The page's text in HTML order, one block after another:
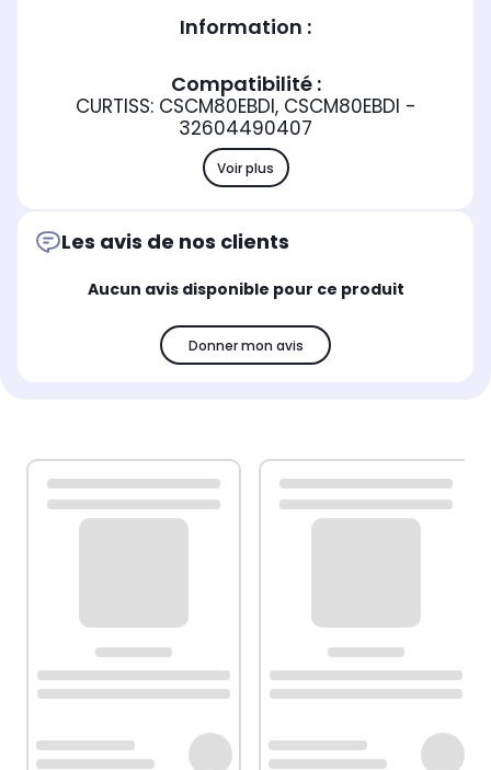
Information :
Compatibilité :
CURTISS: CSCM80EBDI, CSCM80EBDI -
32604490407
Voir plus
Les avis de nos clients
Aucun avis disponible pour ce produit
Donner mon avis